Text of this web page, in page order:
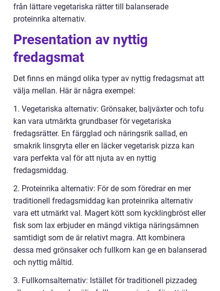
från lättare vegetariska rätter till balanserade
proteinrika alternativ.
Presentation av nyttig
fredagsmat
Det finns en mängd olika typer av nyttig fredagsmat att
välja mellan. Här är några exempel:
1. Vegetariska alternativ: Grönsaker, baljväxter och tofu
kan vara utmärkta grundbaser för vegetariska
fredagsrätter. En färgglad och näringsrik sallad, en
smakrik linsgryta eller en läcker vegetarisk pizza kan
vara perfekta val för att njuta av en nyttig
fredagsmiddag.
2. Proteinrika alternativ: För de som föredrar en mer
traditionell fredagsmiddag kan proteinrika alternativ
vara ett utmärkt val. Magert kött som kycklingbröst eller
fisk som lax erbjuder en mängd viktiga näringsämnen
samtidigt som de är relativt magra. Att kombinera
dessa med grönsaker och fullkorn kan ge en balanserad
och nyttig måltid.
3. Fullkornsalternativ: Istället för traditionell pizzadeg